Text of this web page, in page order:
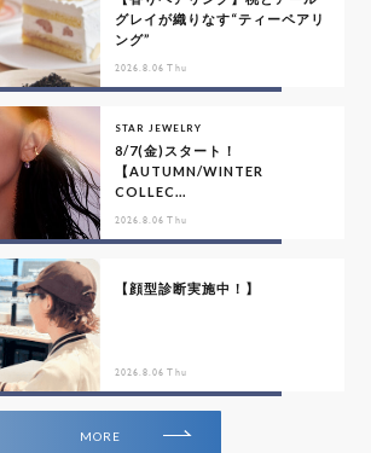
グレイが織りなす“ティーペアリ
ング”
2026.8.06 Thu
STAR JEWELRY
8/7(金)スタート！
【AUTUMN/WINTER
COLLEC...
2026.8.06 Thu
【顔型診断実施中！】
2026.8.06 Thu
MORE